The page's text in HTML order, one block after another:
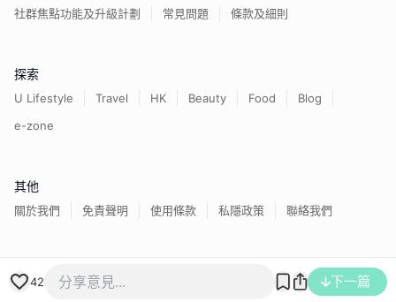
42 下一篇
社群焦點功能及升級計劃
常見問題 條款及細則
探索
U Lifestyle Travel HK Beauty Food
Blog
e-zone
其他
關於我們 免責聲明 使用條款 私隱政策 聯絡我們
香港經濟日報版權所有©